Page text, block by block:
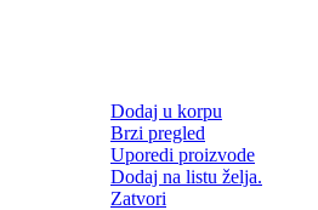
Dodaj u korpu
Brzi pregled
Uporedi proizvode
Dodaj na listu želja.
Zatvori